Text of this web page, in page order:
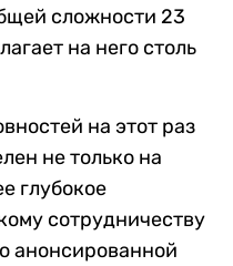
сложности 23
на него столь
на этот раз
не только на
глубокое
сотрудничеству
анонсированной